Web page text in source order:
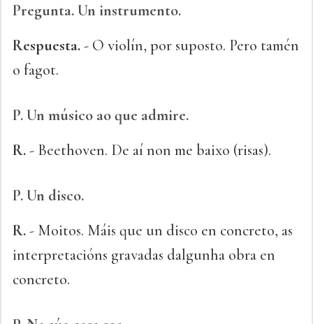
Pregunta.Un instrumento.
Respuesta.- O violín, por suposto. Pero tamén
o fagot.
P.Un músico ao que admire.
R.- Beethoven. De aí non me baixo (risas).
P.Un disco.
R.- Moitos. Máis que un disco en concreto, as
interpretacións gravadas dalgunha obra en
concreto.